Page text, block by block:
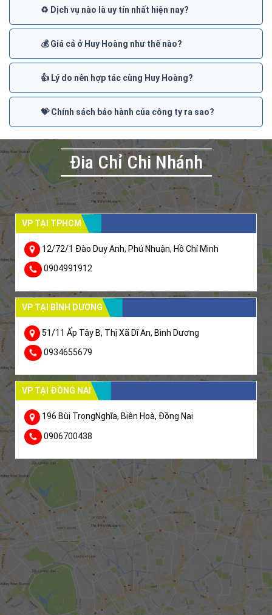
♻️ Dịch vụ nào là uy tín nhất hiện nay?
💰 Giá cả ở Huy Hoàng như thế nào?
👍 Lý do nên hợp tác cùng Huy Hoàng?
💝 Chính sách bảo hành của công ty ra sao?
Đia Chỉ Chi Nhánh
VP TẠI TPHCM
12/72/1 Đào Duy Anh, Phú Nhuận, Hồ Chí Minh
0904991912
VP TẠI BÌNH DƯƠNG
51/11 Ấp Tây B, Thị Xã Dĩ An, Bình Dương
0934655679
VP TẠI ĐỒNG NAI
196 Bùi TrọngNghĩa, Biên Hoà, Đồng Nai
0906700438